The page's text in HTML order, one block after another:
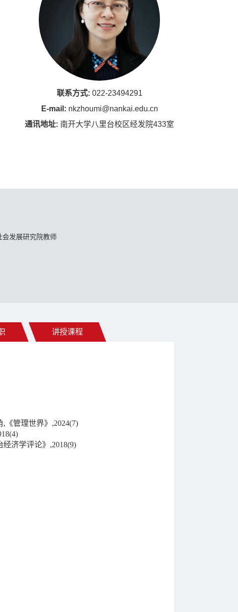
联系方式: 022-23494291
E-mail: nkzhoumi@nankai.edu.cn
通讯地址: 南开大学八里台校区经发院433室
发展研究院教师
讲授课程
管理世界》,2024(7)
济学评论》,2018(9)